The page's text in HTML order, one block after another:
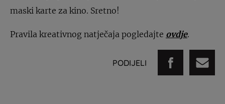
maski karte za kino. Sretno!
Pravila kreativnog natječaja pogledajte ovdje.
PODIJELI